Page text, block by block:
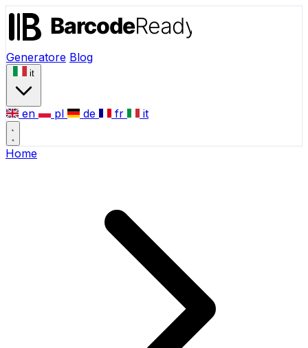
Generatore Blog
it
en pl de fr it
Home